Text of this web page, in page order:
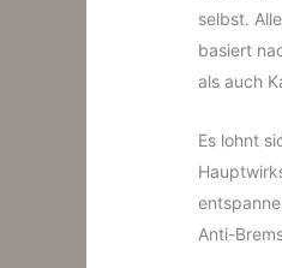
selbst.
basiert
als auch
Es lohnt
Anti-